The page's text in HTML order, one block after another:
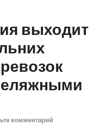
выходит
комментарий